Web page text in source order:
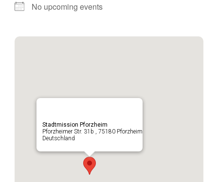
No upcoming events
Stadtmission Pforzheim
Pforzheimer Str. 31b , 75180 Pforzheim
Deutschland